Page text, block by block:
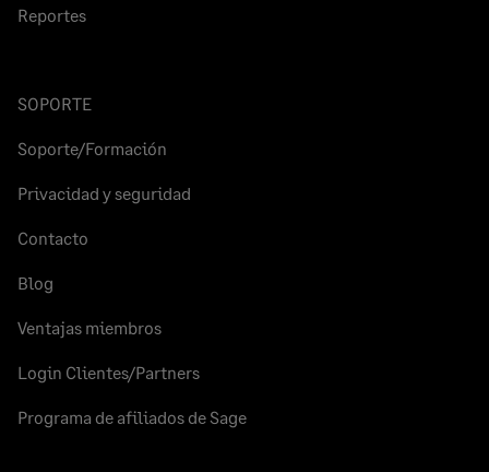
Reportes
SOPORTE
Soporte/Formación
Privacidad y seguridad
Contacto
Blog
Ventajas miembros
Login Clientes/Partners
Programa de afiliados de Sage